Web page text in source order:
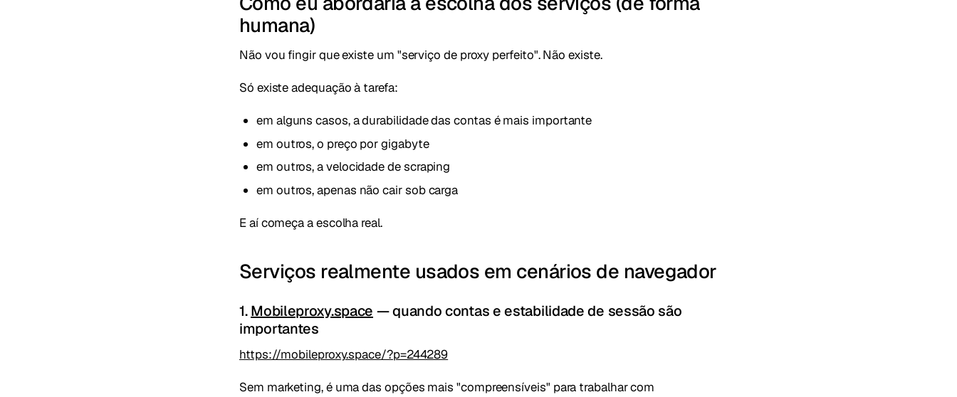
humana)
Não vou fingir que existe um "serviço de proxy perfeito". Não existe.
Só existe adequação à tarefa:
em alguns casos, a durabilidade das contas é mais importante
em outros, o preço por gigabyte
em outros, a velocidade de scraping
em outros, apenas não cair sob carga
E aí começa a escolha real.
Serviços realmente usados em cenários de navegador
1.Mobileproxy.space — quando contas e estabilidade de sessão são
importantes
https://mobileproxy.space/?p=244289
Sem marketing, é uma das opções mais "compreensíveis" para trabalhar com